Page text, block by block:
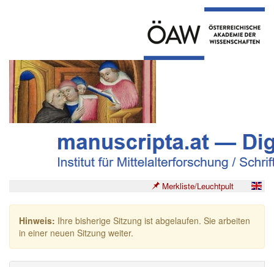
Merkliste/Leuchtpult
Hinweis: Ihre bisherige Sitzung ist abgelaufen. Sie arbeiten
in einer neuen Sitzung weiter.